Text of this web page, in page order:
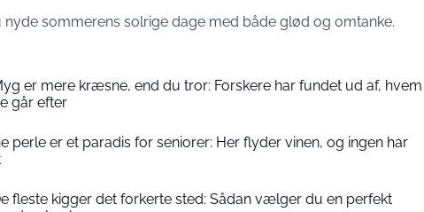
nyde sommerens solrige dage med både glød og omtanke.
er mere kræsne, end du tror: Forskere har fundet ud af, hvem
går efter
perle er et paradis for seniorer: Her flyder vinen, og ingen har
fleste kigger det forkerte sted: Sådan vælger du en perfekt